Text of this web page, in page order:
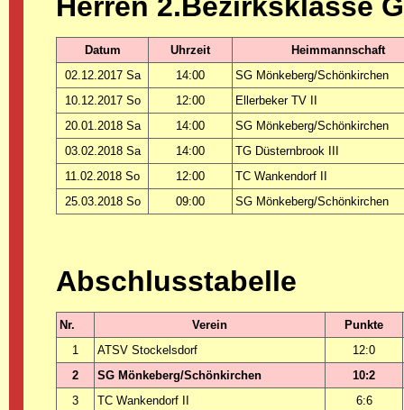
Datum Uhrzeit
Heimmannschaft
02.12.2017 Sa
14:00
SG Mönkeberg/Schönkirchen
10.12.2017 So
12:00
Ellerbeker TV II
20.01.2018 Sa
14:00
SG Mönkeberg/Schönkirchen
03.02.2018 Sa
14:00
TG Düsternbrook III
11.02.2018 So
12:00
TC Wankendorf II
25.03.2018 So
09:00 SG Mönkeberg/Schönkirchen
Abschlusstabelle
Nr. Verein
Punkte
1
ATSV Stockelsdorf
12:0
2
SG Mönkeberg/Schönkirchen
10:2
3
TC Wankendorf II
6:6